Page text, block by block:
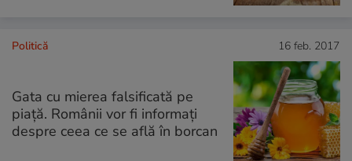
Politică 16 feb. 2017
Gata cu mierea falsificată pe
piață. Românii vor fi informați
despre ceea ce se află în borcan